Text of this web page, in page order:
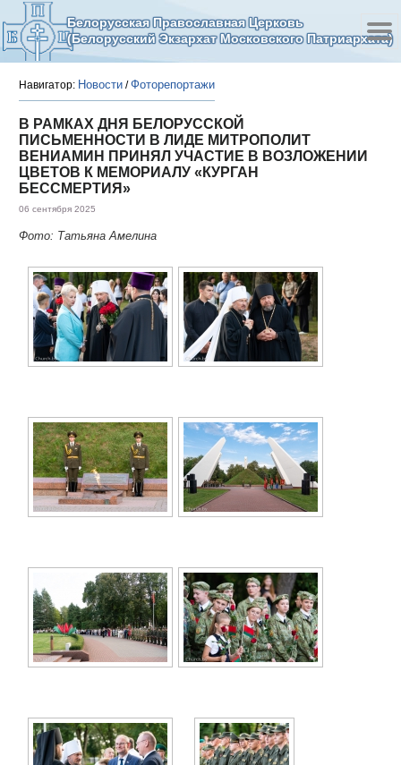
Белорусская Православная Церковь
(Белорусский Экзархат Московского Патриархата)
Навигатор: Новости /Фоторепортажи
В РАМКАХ ДНЯ БЕЛОРУССКОЙ
ПИСЬМЕННОСТИ В ЛИДЕ МИТРОПОЛИТ
ВЕНИАМИН ПРИНЯЛ УЧАСТИЕ В ВОЗЛОЖЕНИИ
ЦВЕТОВ К МЕМОРИАЛУ «КУРГАН
БЕССМЕРТИЯ»
06 сентября 2025
Фото: Татьяна Амелина